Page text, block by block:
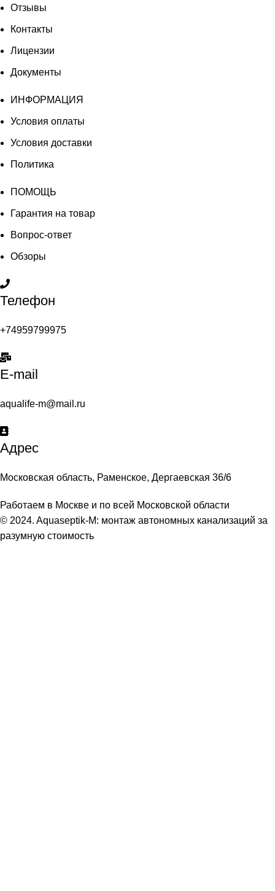
Отзывы
Контакты
Лицензии
Документы
ИНФОРМАЦИЯ
Условия оплаты
Условия доставки
Политика
ПОМОЩЬ
Гарантия на товар
Вопрос-ответ
Обзоры
Телефон
+74959799975
E-mail
aqualife-m@mail.ru
Адрес
Московская область, Раменское, Дергаевская 36/6
Работаем в Москве и по всей Московской области
© 2024. Aquaseptik-M: монтаж автономных канализаций за
разумную стоимость